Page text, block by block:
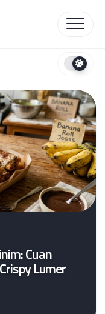
Cuan
Lumer